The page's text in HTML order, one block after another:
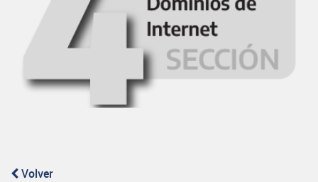
Volver